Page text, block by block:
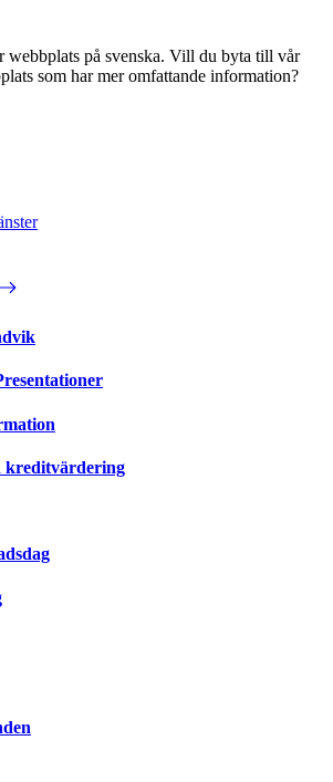
webbplats på svenska. Vill du byta till vår
som har mer omfattande information?
kreditvärdering